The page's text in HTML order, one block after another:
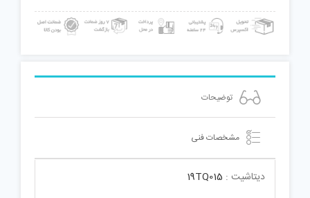
توضیحات
مشخصات فنی
دیتاشیت : 19TQ015